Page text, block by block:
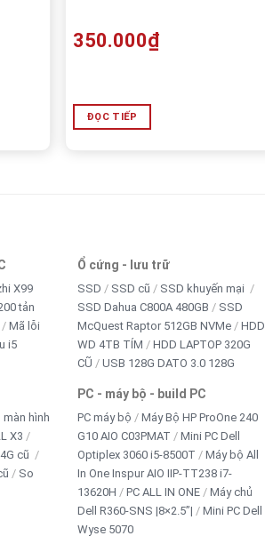
350.000₫
ĐỌC TIẾP
X99
tản
Mã lỗi
i5
màn hình
X3
cũ
So
Ổ cứng - lưu trữ
SSD SSD cũ
SSD khuyến mại
SSD Dahua C800A 480GB
SSD
McQuest Raptor 512GB NVMe
HDD
WD 4TB TÍM
HDD LAPTOP 320G
CŨ
USB 128G DATO 3.0 128G
PC - máy bộ - build PC
PC máy bộ
Máy Bộ HP ProOne 240
G10 AIO C03PMAT
Mini PC Dell
Optiplex 3060 i5-8500T
Máy bộ All
In One Inspur AIO IIP-TT238 i7-
13620H
PC ALL IN ONE
Máy chủ
Dell R360-SNS |8×2.5”|
Mini PC Dell
Wyse 5070